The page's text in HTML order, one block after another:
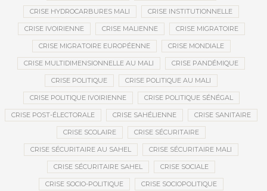
CRISE HYDROCARBURES MALI CRISE INSTITUTIONNELLE
CRISE IVOIRIENNE CRISE MALIENNE CRISE MIGRATOIRE
CRISE MIGRATOIRE EUROPÉENNE CRISE MONDIALE
CRISE MULTIDIMENSIONNELLE AU MALI CRISE PANDÉMIQUE
CRISE POLITIQUE CRISE POLITIQUE AU MALI
CRISE POLITIQUE IVOIRIENNE CRISE POLITIQUE SÉNÉGAL
CRISE POST-ÉLECTORALE CRISE SAHÉLIENNE CRISE SANITAIRE
CRISE SCOLAIRE CRISE SÉCURITAIRE
CRISE SÉCURITAIRE AU SAHEL CRISE SÉCURITAIRE MALI
CRISE SÉCURITAIRE SAHEL CRISE SOCIALE
CRISE SOCIO-POLITIQUE CRISE SOCIOPOLITIQUE